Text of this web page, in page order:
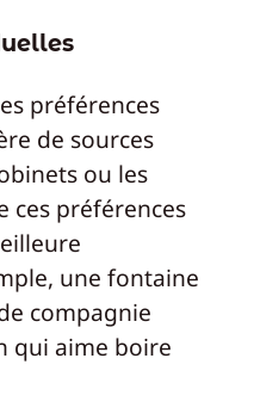
préférences
de sources
ou les
ces préférences
une fontaine
compagnie
qui aime boire